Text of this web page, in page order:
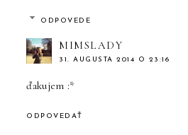
ODPOVEDE
MIMSLADY
31. AUGUSTA 2014 O 23:16
ďakujem :*
ODPOVEDAŤ